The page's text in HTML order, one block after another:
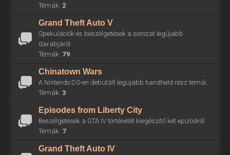
Témák: 2
Grand Theft Auto V
Spekulációk és beszélgetések a sorozat legújabb
darabjáról.
Témák: 79
Chinatown Wars
A Nintendo DS-en debütált legújabb handheld rész témái.
Témák: 3
Episodes from Liberty City
Beszélgetések a GTA IV történetét kiegészítő két epizódról.
Témák: 7
Grand Theft Auto IV